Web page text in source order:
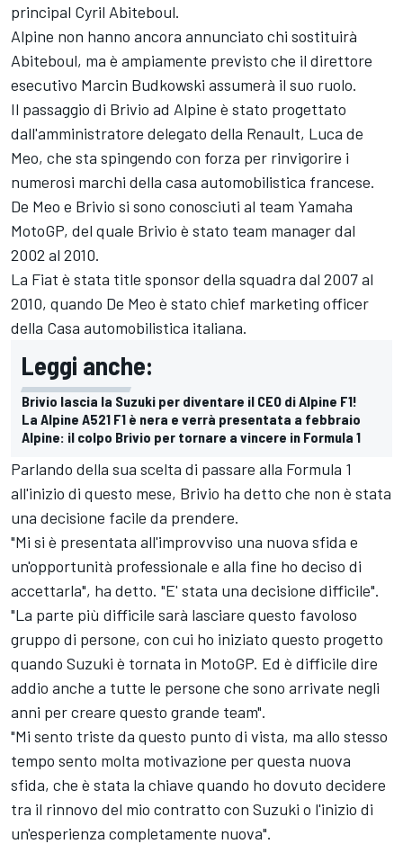
principal Cyril Abiteboul.
Alpine non hanno ancora annunciato chi sostituirà
Abiteboul, ma è ampiamente previsto che il direttore
esecutivo Marcin Budkowski assumerà il suo ruolo.
Il passaggio di Brivio ad Alpine è stato progettato
dall'amministratore delegato della Renault, Luca de
Meo, che sta spingendo con forza per rinvigorire i
numerosi marchi della casa automobilistica francese.
De Meo e Brivio si sono conosciuti al team Yamaha
MotoGP, del quale Brivio è stato team manager dal
2002 al 2010.
La Fiat è stata title sponsor della squadra dal 2007 al
2010, quando De Meo è stato chief marketing officer
della Casa automobilistica italiana.
Leggi anche:
Brivio lascia la Suzuki per diventare il CEO di Alpine F1!
La Alpine A521 F1 è nera e verrà presentata a febbraio
Alpine: il colpo Brivio per tornare a vincere in Formula 1
Parlando della sua scelta di passare alla Formula 1
all'inizio di questo mese, Brivio ha detto che non è stata
una decisione facile da prendere.
"Mi si è presentata all'improvviso una nuova sfida e
un'opportunità professionale e alla fine ho deciso di
accettarla", ha detto. "E' stata una decisione difficile".
"La parte più difficile sarà lasciare questo favoloso
gruppo di persone, con cui ho iniziato questo progetto
quando Suzuki è tornata in MotoGP. Ed è difficile dire
addio anche a tutte le persone che sono arrivate negli
anni per creare questo grande team".
"Mi sento triste da questo punto di vista, ma allo stesso
tempo sento molta motivazione per questa nuova
sfida, che è stata la chiave quando ho dovuto decidere
tra il rinnovo del mio contratto con Suzuki o l'inizio di
un'esperienza completamente nuova".